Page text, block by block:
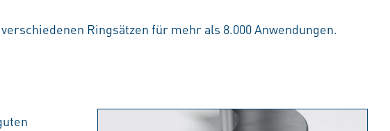
Ringsätzen für mehr als 8.000 Anwendungen.